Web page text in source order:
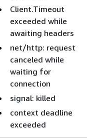
Client.Timeout
exceeded while
awaiting headers
net/http: request
canceled while
waiting for
connection
signal: killed
context deadline
exceeded